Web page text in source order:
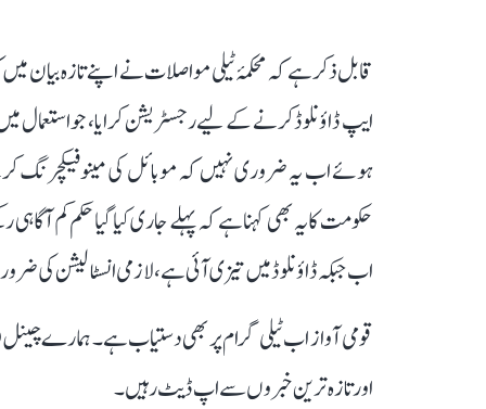
ہوئے اب یہ ضروری نہیں کہ موبائل کی مینوفیکچرنگ
حکومت کا یہ بھی کہنا ہے کہ پہلے جاری کیا گیا حکم کم
اب جبکہ ڈاؤنلوڈ میں تیزی آئی ہے، لازمی انسٹالیشن کی
قومی آواز اب ٹیلی گرام پر بھی دستیاب ہے۔ ہمارے
اور تازہ ترین خبروں سے اپ ڈیٹ رہیں۔